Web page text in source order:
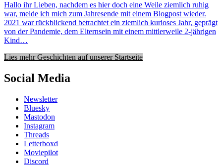
Hallo ihr Lieben, nachdem es hier doch eine Weile ziemlich ruhig
war, melde ich mich zum Jahresende mit einem Blogpost wieder.
2021 war rückblickend betrachtet ein ziemlich kurioses Jahr, geprägt
von der Pandemie, dem Elternsein mit einem mittlerweile 2-jährigen
Kind…
Lies mehr Geschichten auf unserer Startseite
Social Media
Newsletter
Bluesky
Mastodon
Instagram
Threads
Letterboxd
Moviepilot
Discord